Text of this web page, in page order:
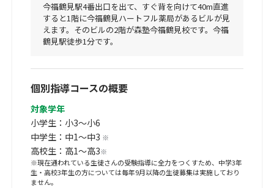
個別指導コースの概要
対象学年
小学生：小3～小6
中学生：中1～中3 ※
高校生：高1～高3※
※現在通われている生徒さんの受験指導に全力をつくすため、中学3年
生・高校3年生の方については毎年9月以降の生徒募集は実施しており
ません。
今福鶴見駅4番出口を出て、すぐ背を向けて40m直進
すると1階に今福鶴見ハートフル薬局があるビルが見
えます。そのビルの2階が森塾今福鶴見校です。今福
鶴見駅徒歩1分です。